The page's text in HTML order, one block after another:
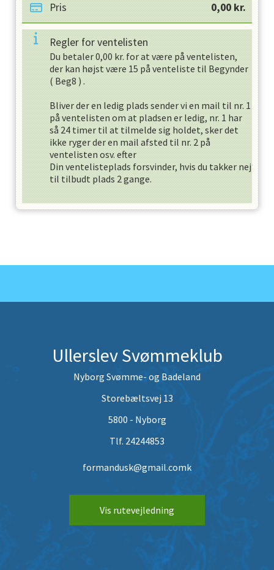
Pris 0,00 kr.
Regler for ventelisten
Du betaler0,00 kr. for at være på ventelisten,
der kan højst være 15 på venteliste til Begynder
( Beg8 ) .
Bliver der en ledig plads sender vi en mail til nr. 1
på ventelisten om at pladsen er ledig, nr. 1 har
så 24 timer til at tilmelde sig holdet, sker det
ikke ryger der en mail afsted til nr. 2 på
ventelisten osv. efter
Din ventelisteplads forsvinder, hvis du takker nej
til tilbudt plads 2gange.
Ullerslev Svømmeklub
Nyborg Svømme- og Badeland
Storebæltsvej 13
5800 - Nyborg
Tlf. 24244853
formandusk@gmail.comk
Vis rutevejledning